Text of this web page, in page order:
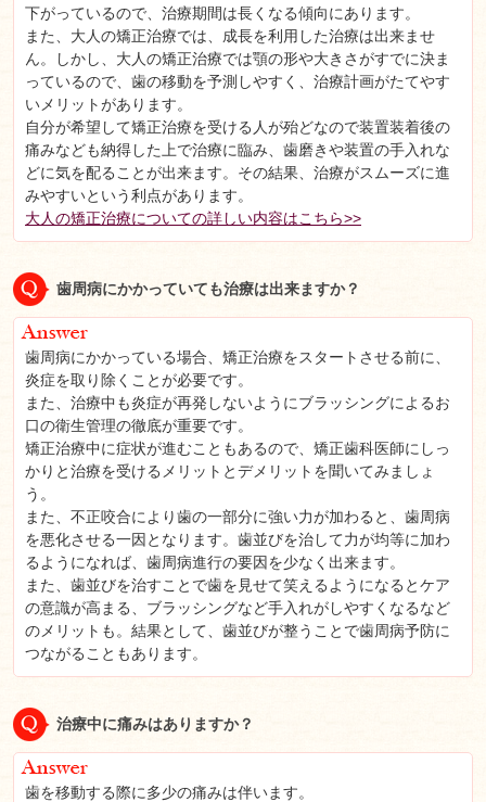
下がっているので、治療期間は長くなる傾向にあります。
また、大人の矯正治療では、成長を利用した治療は出来ませ
ん。しかし、大人の矯正治療では顎の形や大きさがすでに決ま
っているので、歯の移動を予測しやすく、治療計画がたてやす
いメリットがあります。
自分が希望して矯正治療を受ける人が殆どなので装置装着後の
痛みなども納得した上で治療に臨み、歯磨きや装置の手入れな
どに気を配ることが出来ます。その結果、治療がスムーズに進
みやすいという利点があります。
大人の矯正治療についての詳しい内容はこちら>>
歯周病にかかっていても治療は出来ますか？
歯周病にかかっている場合、矯正治療をスタートさせる前に、
炎症を取り除くことが必要です。
また、治療中も炎症が再発しないようにブラッシングによるお
口の衛生管理の徹底が重要です。
矯正治療中に症状が進むこともあるので、矯正歯科医師にしっ
かりと治療を受けるメリットとデメリットを聞いてみましょ
う。
また、不正咬合により歯の一部分に強い力が加わると、歯周病
を悪化させる一因となります。歯並びを治して力が均等に加わ
るようになれば、歯周病進行の要因を少なく出来ます。
また、歯並びを治すことで歯を見せて笑えるようになるとケア
の意識が高まる、ブラッシングなど手入れがしやすくなるなど
のメリットも。結果として、歯並びが整うことで歯周病予防に
つながることもあります。
治療中に痛みはありますか？
歯を移動する際に多少の痛みは伴います。